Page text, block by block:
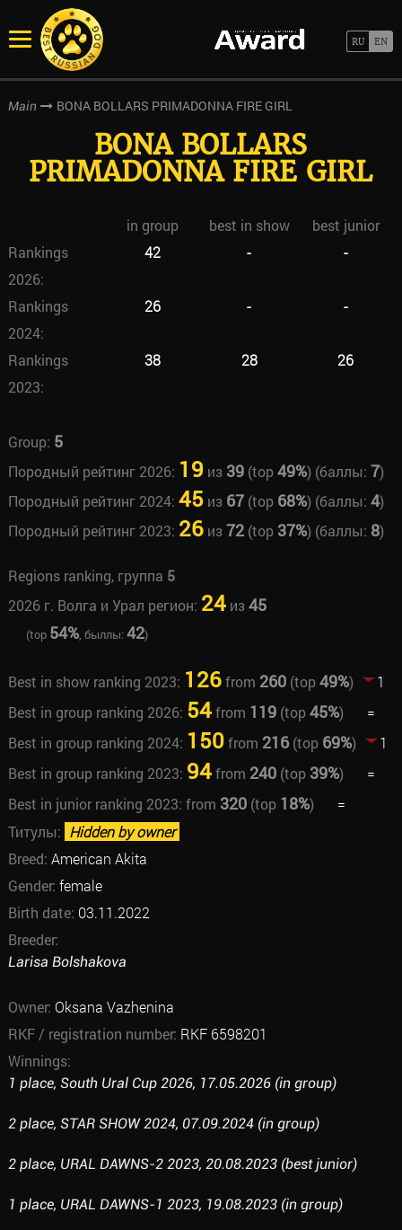
Main BONA BOLLARS PRIMADONNA FIRE GIRL
BONA BOLLARS
PRIMADONNA FIRE GIRL
in group best in show
best junior
Rankings
2026:
42 - -
Rankings
2024:
26 - -
Rankings
2023:
38 28 26
Group: 5
Породный рейтинг 2026: 19 из 39(top49%) (баллы: 7)
Породный рейтинг 2024: 45из 67(top 68%) (баллы: 4)
Породный рейтинг 2023: 26из72(top 37%) (баллы: 8)
Regions ranking, группа 5
2026 г. Волга и Урал регион: 24из45
(top 54%, быллы:42)
Best in show ranking 2023: 126from 260(top49%)
1
Best in group ranking 2026: 54from 119(top45%)
=
Best in group ranking 2024: 150from 216(top 69%)
1
Best in group ranking 2023: 94from 240(top 39%)
=
Best in junior ranking 2023: from 320(top 18%)
=
Титулы: Hidden by owner
Breed: American Akita
Gender: female
Birth date: 03.11.2022
Breeder:
Larisa Bolshakova
Owner: Oksana Vazhenina
RKF / registration number: RKF 6598201
Winnings:
1 place, South Ural Cup 2026, 17.05.2026 (in group)
2 place, STAR SHOW 2024, 07.09.2024 (in group)
2 place, URAL DAWNS-2 2023, 20.08.2023 (best junior)
1 place, URAL DAWNS-1 2023, 19.08.2023 (in group)